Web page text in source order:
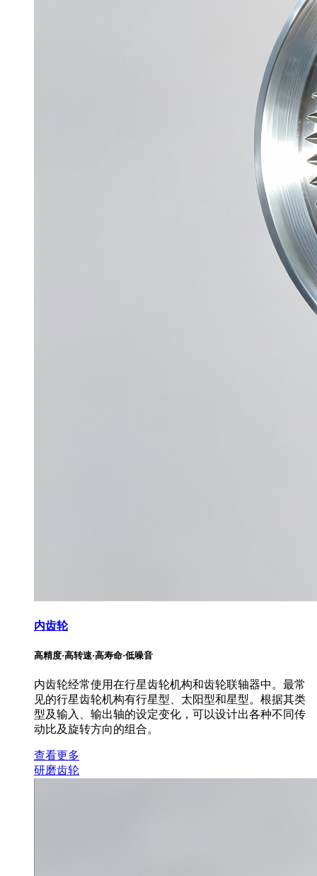
内齿轮
高精度·高转速·高寿命·低噪音
内齿轮经常使用在行星齿轮机构和齿轮联轴器中。最常
见的行星齿轮机构有行星型、太阳型和星型。根据其类
型及输入、输出轴的设定变化，可以设计出各种不同传
动比及旋转方向的组合。
查看更多
研磨齿轮